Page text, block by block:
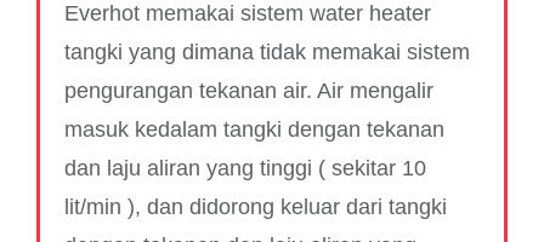
Everhot memakai sistem water heater
tangki yang dimana tidak memakai sistem
pengurangan tekanan air. Air mengalir
masuk kedalam tangki dengan tekanan
dan laju aliran yang tinggi ( sekitar 10
lit/min ), dan didorong keluar dari tangki